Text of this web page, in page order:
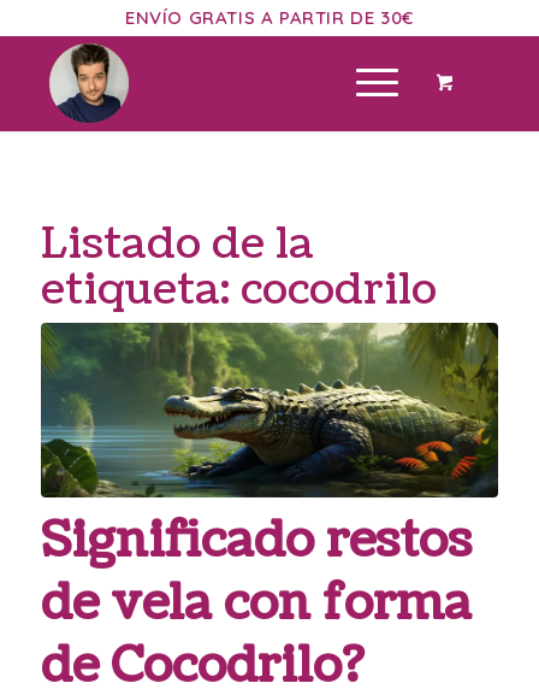
ENVÍO GRATIS A PARTIR DE 30€
Listado de la
etiqueta: cocodrilo
Significado restos
de vela con forma
de Cocodrilo?